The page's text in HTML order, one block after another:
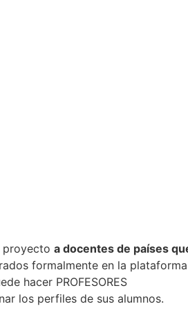
proyecto a docentes de países
formalmente en la
hacer PROFESORES
los perfiles de sus alumnos.